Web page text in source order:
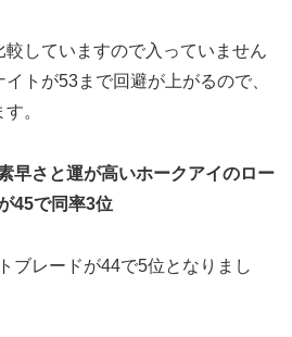
していますので入っていません
トが53まで回避が上がるので、
。
早さと運が高いホークアイのロー
45で同率3位
ブレードが44で5位となりまし